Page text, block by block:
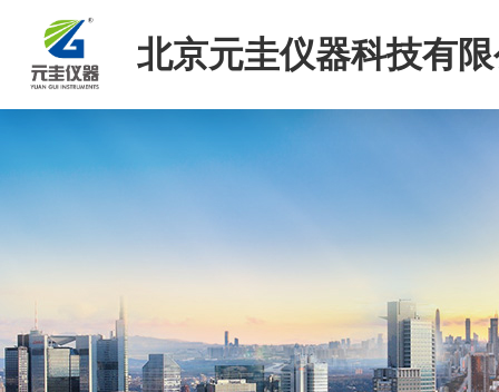
北京元圭仪器科技有